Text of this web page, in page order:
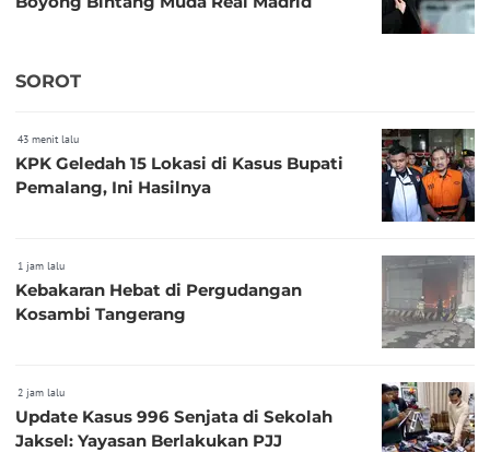
SOROT
43 menit lalu
KPK Geledah 15 Lokasi di Kasus Bupati
Pemalang, Ini Hasilnya
1 jam lalu
Kebakaran Hebat di Pergudangan
Kosambi Tangerang
2 jam lalu
Update Kasus 996 Senjata di Sekolah
Jaksel: Yayasan Berlakukan PJJ